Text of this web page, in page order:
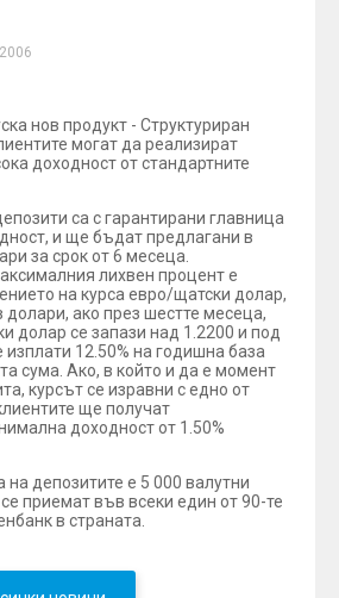
нов продукт - Структуриран
могат да реализират
доходност от стандартните
са с гарантирани главница
и ще бъдат предлагани в
за срок от 6 месеца.
лихвен процент е
на курса евро/щатски долар,
долари, ако през шестте месеца,
долар се запази над 1.2200 и под
12.50% на годишна база
сума. Ако, в който и да е момент
курсът се изравни с едно от
ще получат
доходност от 1.50%
депозитите е 5 000 валутни
приемат във всеки един от 90-те
в страната.